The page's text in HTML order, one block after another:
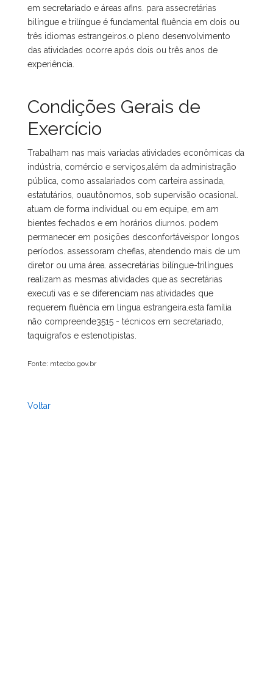
em secretariado e áreas afins. para assecretárias
bilíngue e trilíngue é fundamental fluência em dois ou
três idiomas estrangeiros.o pleno desenvolvimento
das atividades ocorre após dois ou três anos de
experiência.
Condições Gerais de
Exercício
Trabalham nas mais variadas atividades econômicas da
indústria, comércio e serviços,além da administração
pública, como assalariados com carteira assinada,
estatutários, ouautônomos, sob supervisão ocasional.
atuam de forma individual ou em equipe, em am
bientes fechados e em horários diurnos. podem
permanecer em posições desconfortáveispor longos
períodos. assessoram chefias, atendendo mais de um
diretor ou uma área. assecretárias bilíngue-trilíngues
realizam as mesmas atividades que as secretárias
executi vas e se diferenciam nas atividades que
requerem fluência em língua estrangeira.esta família
não compreende3515 - técnicos em secretariado,
taquígrafos e estenotipistas.
Fonte: mtecbo.gov.br
Voltar